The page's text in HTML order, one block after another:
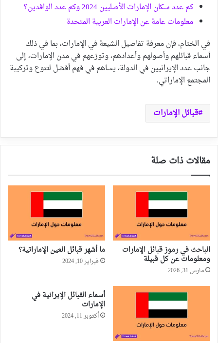
كم عدد سكان الإمارات الأصليين 2024 وكم عدد الوافدين؟
معلومات عامة عن الإمارات العربية المتحدة
في الختام، فإن معرفة تفاصيل الشيعة في الإمارات، بما في ذلك
أسماء قبائلهم وأصولهم وأعدادهم، وتوزعهم في مدن الإمارات، إلى
جانب عدد الإيرانيين في الدولة، يساهم في فهم أفضل لتنوع وتركيبة
المجتمع الإماراتي.
قبائل الإمارات
مقالات ذات صلة
الباحث في رموز قبائل الإمارات
ومعلومات عن كل قبيلة
مارس 31, 2026
ما أشهر قبائل العين الإماراتية؟
فبراير 10, 2024
أسماء القبائل الإيرانية في
الإمارات
أكتوبر 11, 2024